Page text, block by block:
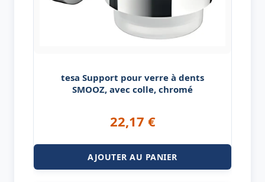
tesa Support pour verre à dents
SMOOZ, avec colle, chromé
22,17 €
AJOUTER AU PANIER